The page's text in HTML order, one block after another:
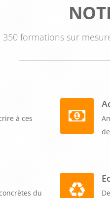
d'optimiser la gestion de
350 formations sur
à ces
du